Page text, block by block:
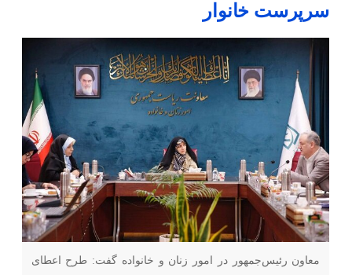
سرپرست خانوار
معاون رئیس‌جمهور در امور زنان و خانواده گفت: طرح اعطای